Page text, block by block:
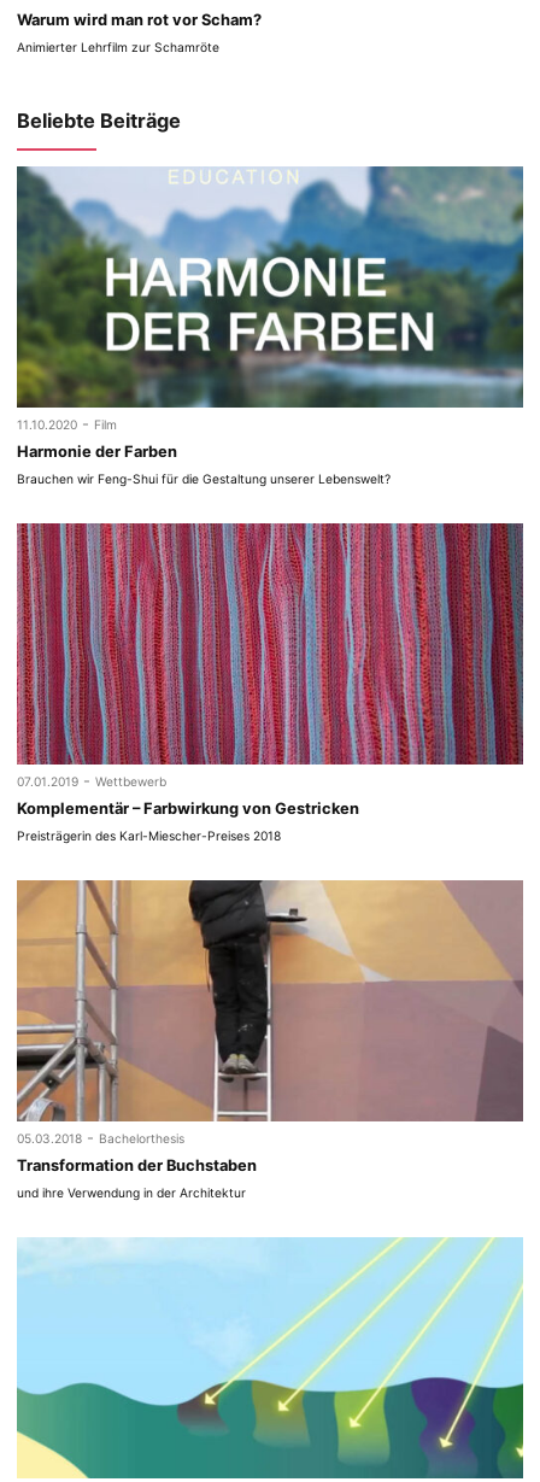
Warum wird man rot vor Scham?
Animierter Lehrfilm zur Schamröte
Beliebte Beiträge
11.10.2020 - Film
Harmonie der Farben
Brauchen wir Feng-Shui für die Gestaltung unserer Lebenswelt?
07.01.2019 - Wettbewerb
Komplementär – Farbwirkung von Gestricken
Preisträgerin des Karl-Miescher-Preises 2018
05.03.2018 - Bachelorthesis
Transformation der Buchstaben
und ihre Verwendung in der Architektur